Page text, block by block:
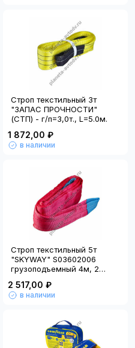
Строп текстильный 3т
"ЗАПАС ПРОЧНОСТИ"
(СТП) - г/п=3,0т., L=5.0м.
1 872,00 ₽
в наличии
Строп текстильный 5т
"SKYWAY" S03602006
грузоподъемный 4м, 2
2 517,00 ₽
в наличии